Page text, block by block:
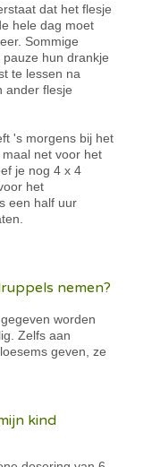
dat het flesje
hele dag moet
Sommige
hun drankje
te lessen na
ander flesje
's morgens bij het
net voor het
je nog 4 x 4
het
een half uur
nemen?
worden
Zelfs aan
geven, ze
kind